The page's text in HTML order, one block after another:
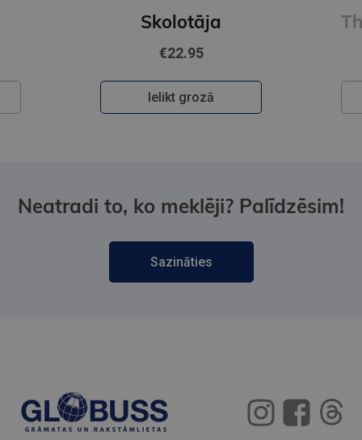
Skolotāja
€22.95
Ielikt grozā
Neatradi to, ko meklēji? Palīdzēsim!
Sazināties